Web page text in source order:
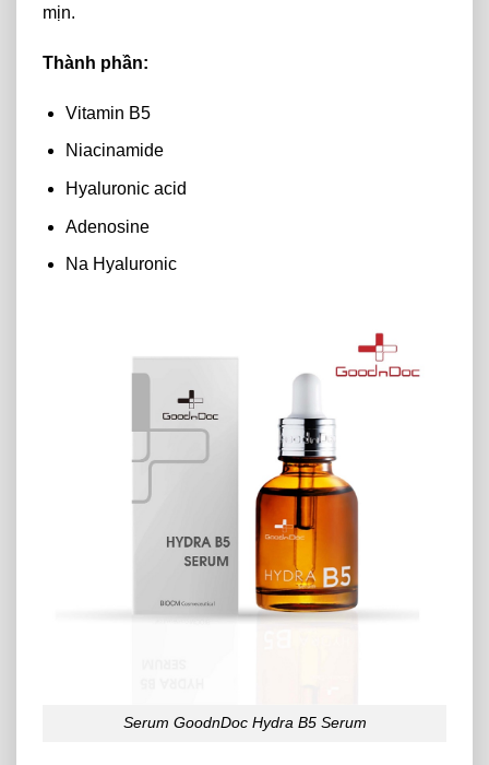
mịn.
Thành phần:
Vitamin B5
Niacinamide
Hyaluronic acid
Adenosine
Na Hyaluronic
Serum GoodnDoc Hydra B5 Serum